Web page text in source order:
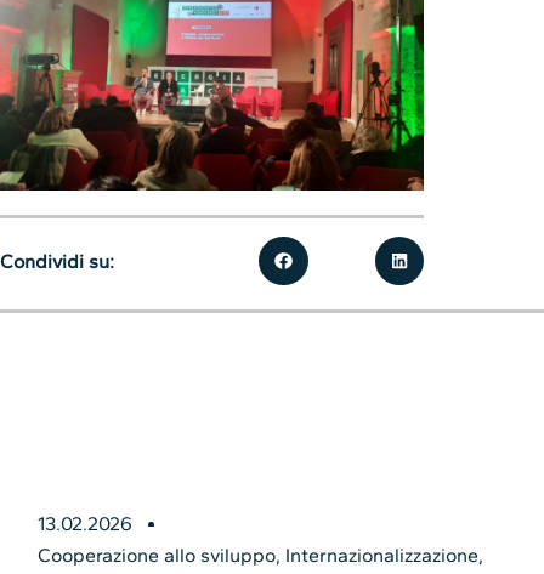
13.02.2026
Cooperazione allo sviluppo, Internazionalizzazione,
Condividi su: